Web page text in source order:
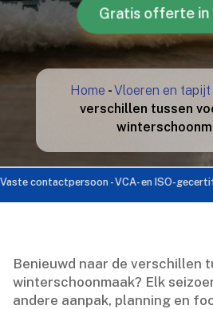
Gratis offerte in
Home -Vloeren en tapijt
verschillen tussen
- VCA- en ISO-
Benieuwd naar de verschillen
winterschoonmaak? Elk
andere aanpak, planning en